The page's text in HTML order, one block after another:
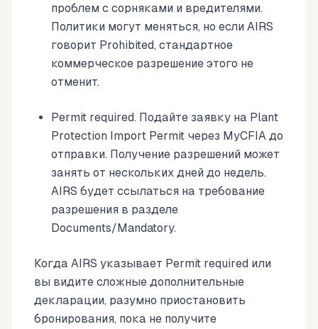
проблем с сорняками и вредителями.
Политики могут меняться, но если AIRS
говорит Prohibited, стандартное
коммерческое разрешение этого не
отменит.
Permit required. Подайте заявку на Plant
Protection Import Permit через MyCFIA до
отправки. Получение разрешений может
занять от нескольких дней до недель.
AIRS будет ссылаться на требование
разрешения в разделе
Documents/Mandatory.
Когда AIRS указывает Permit required или
вы видите сложные дополнительные
декларации, разумно приостановить
бронирования, пока не получите